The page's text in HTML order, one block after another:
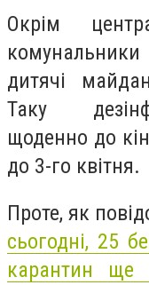
Окрім
дитячі
Таку
щоденно до
до 3-го квітня.
Проте, як
сьогодні, 25
карантин ще